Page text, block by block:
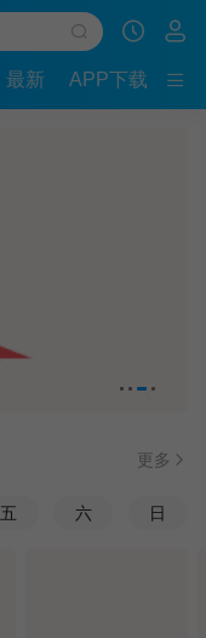
最新 APP下载
更多
五 六 日